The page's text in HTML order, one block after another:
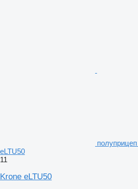
eLTU50
11
Krone eLTU50